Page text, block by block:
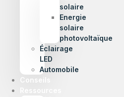
solaire
Energie
solaire
photovoltaïque
Éclairage
LED
Automobile
Conseils